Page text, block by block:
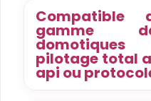
Compatible
gamme
pilotage total
api ou